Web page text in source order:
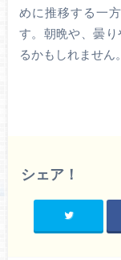
めに推移する一
す。朝晩や、曇
るかもしれません
シェア！